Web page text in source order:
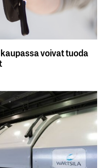
voivat tuoda